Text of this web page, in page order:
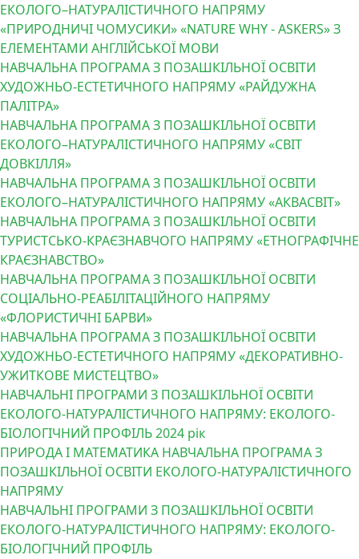
ЕКОЛОГО–НАТУРАЛІСТИЧНОГО НАПРЯМУ
«ПРИРОДНИЧІ ЧОМУСИКИ» «NATURE WHY - ASKERS» З
ЕЛЕМЕНТАМИ АНГЛІЙСЬКОЇ МОВИ
НАВЧАЛЬНА ПРОГРАМА З ПОЗАШКІЛЬНОЇ ОСВІТИ
ХУДОЖНЬО-ЕСТЕТИЧНОГО НАПРЯМУ «РАЙДУЖНА
ПАЛІТРА»
НАВЧАЛЬНА ПРОГРАМА З ПОЗАШКІЛЬНОЇ ОСВІТИ
ЕКОЛОГО–НАТУРАЛІСТИЧНОГО НАПРЯМУ «СВІТ
ДОВКІЛЛЯ»
НАВЧАЛЬНА ПРОГРАМА З ПОЗАШКІЛЬНОЇ ОСВІТИ
ЕКОЛОГО–НАТУРАЛІСТИЧНОГО НАПРЯМУ «АКВАСВІТ»
НАВЧАЛЬНА ПРОГРАМА З ПОЗАШКІЛЬНОЇ ОСВІТИ
ТУРИСТСЬКО-КРАЄЗНАВЧОГО НАПРЯМУ «ЕТНОГРАФІЧНЕ
КРАЄЗНАВСТВО»
НАВЧАЛЬНА ПРОГРАМА З ПОЗАШКІЛЬНОЇ ОСВІТИ
СОЦІАЛЬНО-РЕАБІЛІТАЦІЙНОГО НАПРЯМУ
«ФЛОРИСТИЧНІ БАРВИ»
НАВЧАЛЬНА ПРОГРАМА З ПОЗАШКІЛЬНОЇ ОСВІТИ
ХУДОЖНЬО-ЕСТЕТИЧНОГО НАПРЯМУ «ДЕКОРАТИВНО-
УЖИТКОВЕ МИСТЕЦТВО»
НАВЧАЛЬНІ ПРОГРАМИ З ПОЗАШКІЛЬНОЇ ОСВІТИ
ЕКОЛОГО-НАТУРАЛІСТИЧНОГО НАПРЯМУ: ЕКОЛОГО-
БІОЛОГІЧНИЙ ПРОФІЛЬ 2024 рік
ПРИРОДА І МАТЕМАТИКА НАВЧАЛЬНА ПРОГРАМА З
ПОЗАШКІЛЬНОЇ ОСВІТИ ЕКОЛОГО-НАТУРАЛІСТИЧНОГО
НАПРЯМУ
НАВЧАЛЬНІ ПРОГРАМИ З ПОЗАШКІЛЬНОЇ ОСВІТИ
ЕКОЛОГО-НАТУРАЛІСТИЧНОГО НАПРЯМУ: ЕКОЛОГО-
БІОЛОГІЧНИЙ ПРОФІЛЬ